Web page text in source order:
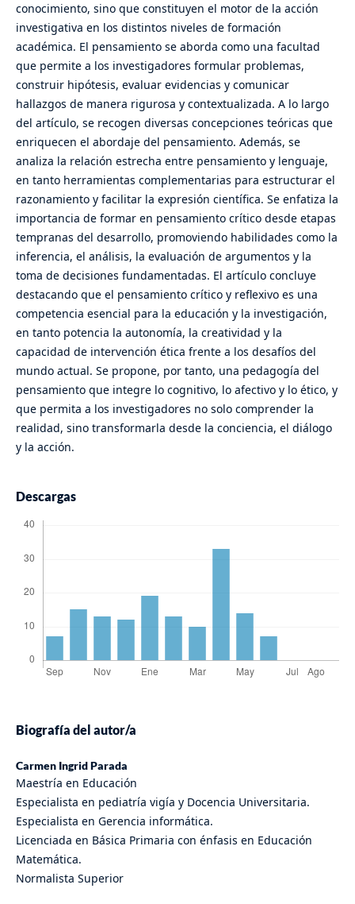
conocimiento, sino que constituyen el motor de la acción
investigativa en los distintos niveles de formación
académica. El pensamiento se aborda como una facultad
que permite a los investigadores formular problemas,
construir hipótesis, evaluar evidencias y comunicar
hallazgos de manera rigurosa y contextualizada. A lo largo
del artículo, se recogen diversas concepciones teóricas que
enriquecen el abordaje del pensamiento. Además, se
analiza la relación estrecha entre pensamiento y lenguaje,
en tanto herramientas complementarias para estructurar el
razonamiento y facilitar la expresión científica. Se enfatiza la
importancia de formar en pensamiento crítico desde etapas
tempranas del desarrollo, promoviendo habilidades como la
inferencia, el análisis, la evaluación de argumentos y la
toma de decisiones fundamentadas. El artículo concluye
destacando que el pensamiento crítico y reflexivo es una
competencia esencial para la educación y la investigación,
en tanto potencia la autonomía, la creatividad y la
capacidad de intervención ética frente a los desafíos del
mundo actual. Se propone, por tanto, una pedagogía del
pensamiento que integre lo cognitivo, lo afectivo y lo ético, y
que permita a los investigadores no solo comprender la
realidad, sino transformarla desde la conciencia, el diálogo
y la acción.
Descargas
Biografía del autor/a
Carmen Ingrid Parada
Maestría en Educación
Especialista en pediatría vigía y Docencia Universitaria.
Especialista en Gerencia informática.
Licenciada en Básica Primaria con énfasis en Educación
Matemática.
Normalista Superior